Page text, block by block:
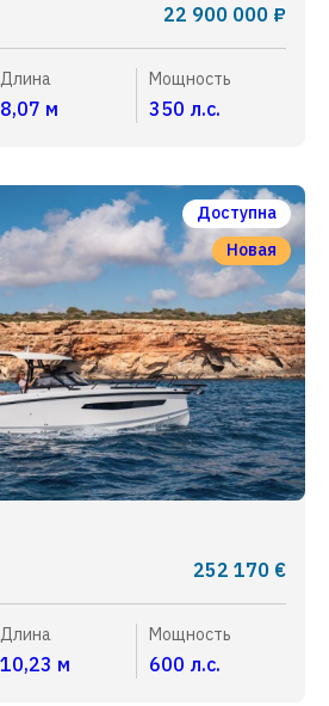
22 900 000 ₽
Длина
8,07 м
Мощность
350 л.с.
Доступна
Новая
252 170 €
Длина
10,23 м
Мощность
600 л.с.